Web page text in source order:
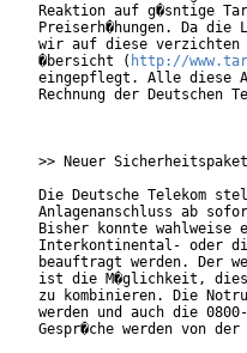
Reaktion auf g�sntige
Preiserh�hungen. Da
wir auf diese verzichten
�bersicht ( http://
eingepflegt. Alle diese
Rechnung der Deutschen
>> Neuer
Die Deutsche Telekom
Anlagenanschluss ab
Bisher konnte
Interkontinental- oder
beauftragt werden. Der
ist die M�glichkeit, diese
zu kombinieren. Die
werden und auch die
Gespr�che werden von